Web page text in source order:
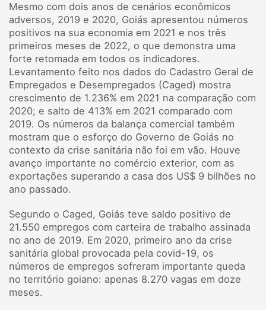
Mesmo com dois anos de cenários econômicos
adversos, 2019 e 2020, Goiás apresentou números
positivos na sua economia em 2021 e nos três
primeiros meses de 2022, o que demonstra uma
forte retomada em todos os indicadores.
Levantamento feito nos dados do Cadastro Geral de
Empregados e Desempregados (Caged) mostra
crescimento de 1.236% em 2021 na comparação com
2020; e salto de 413% em 2021 comparado com
2019. Os números da balança comercial também
mostram que o esforço do Governo de Goiás no
contexto da crise sanitária não foi em vão. Houve
avanço importante no comércio exterior, com as
exportações superando a casa dos US$ 9 bilhões no
ano passado.
Segundo o Caged, Goiás teve saldo positivo de
21.550 empregos com carteira de trabalho assinada
no ano de 2019. Em 2020, primeiro ano da crise
sanitária global provocada pela covid-19, os
números de empregos sofreram importante queda
no território goiano: apenas 8.270 vagas em doze
meses.